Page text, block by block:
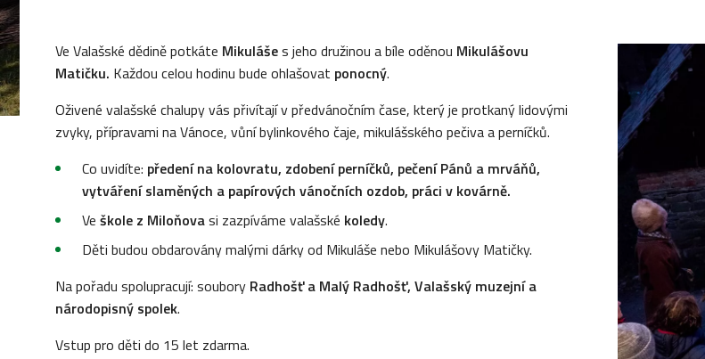
Ve Valašské dědině potkáte Mikulášes jeho družinou a bíle oděnou Mikulášovu
Matičku. Každou celou hodinu bude ohlašovat ponocný.
Oživené valašské chalupy vás přivítají v předvánočním čase, který je protkaný lidovými
zvyky, přípravami na Vánoce, vůní bylinkového čaje, mikulášského pečiva a perníčků.
Co uvidíte: předení na kolovratu, zdobení perníčků, pečení Pánů a mrváňů,
vytváření slaměných a papírových vánočních ozdob, práci v kovárně.
Ve škole z Miloňovasi zazpíváme valašské koledy.
Děti budou obdarovány malými dárky od Mikuláše nebo Mikulášovy Matičky.
Na pořadu spolupracují: soubory Radhošť a Malý Radhošť, Valašský muzejní a
národopisný spolek.
Vstup pro děti do 15 let zdarma.